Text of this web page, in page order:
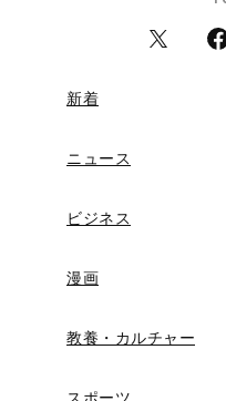
新着
ニュース
ビジネス
漫画
教養・カルチャー
スポーツ